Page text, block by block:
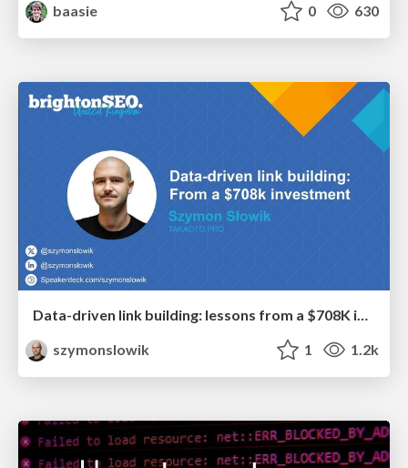
baasie
0 630
Data-driven link building: lessons from a $708K investment (BrightonSEO talk)
szymonslowik
1 1.2k